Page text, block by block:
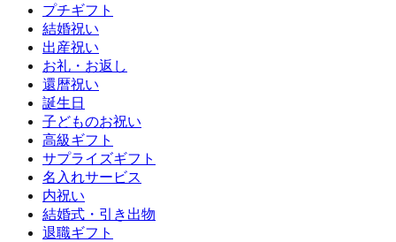
プチギフト
結婚祝い
出産祝い
お礼・お返し
還暦祝い
誕生日
子どものお祝い
高級ギフト
サプライズギフト
名入れサービス
内祝い
結婚式・引き出物
退職ギフト